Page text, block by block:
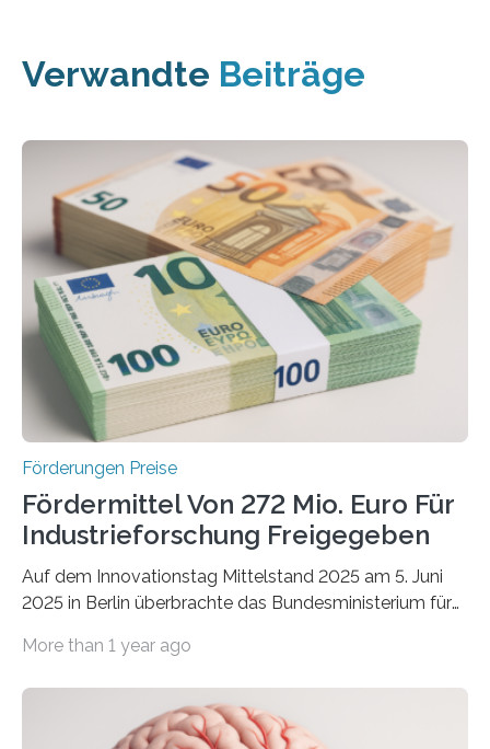
Verwandte Beiträge
Förderungen Preise
Fördermittel Von 272 Mio. Euro Für
Industrieforschung Freigegeben
Auf dem Innovationstag Mittelstand 2025 am 5. Juni
2025 in Berlin überbrachte das Bundesministerium für
Überplanmäßige Verpflichtungsermächtigungen in
Woche vom Haushaltsausschuss freigegeben – unter
anderem zur Unterstützung der
More than 1 year ago